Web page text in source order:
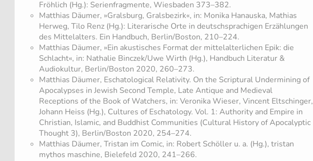
Fröhlich (Hg.): Serienfragmente, Wiesbaden 373–382.
Matthias Däumer, »Gralsburg, Gralsbezirk«, in: Monika Hanauska, Mathias
Herweg, Tilo Renz (Hg.): Literarische Orte in deutschsprachigen Erzählungen
des Mittelalters. Ein Handbuch, Berlin/Boston, 210–224.
Matthias Däumer, »Ein akustisches Format der mittelalterlichen Epik: die
Schlacht«, in: Nathalie Binczek/Uwe Wirth (Hg.), Handbuch Literatur &
Audiokultur, Berlin/Boston 2020, 260–273.
Matthias Däumer, Eschatological Relativity. On the Scriptural Undermining of
Apocalypses in Jewish Second Temple, Late Antique and Medieval
Receptions of the Book of Watchers, in: Veronika Wieser, Vincent Eltschinger,
Johann Heiss (Hg.), Cultures of Eschatology. Vol. 1: Authority and Empire in
Christian, Islamic, and Buddhist Communities (Cultural History of Apocalyptic
Thought 3), Berlin/Boston 2020, 254–274.
Matthias Däumer, Tristan im Comic, in: Robert Schöller u. a. (Hg.), tristan
mythos maschine, Bielefeld 2020, 241–266.